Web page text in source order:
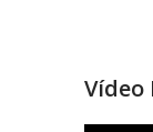
Vídeo